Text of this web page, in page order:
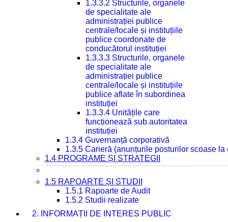
1.3.3.2 Structurile, organele
de specialitate ale
administrației publice
centrale/locale și instituțiile
publice coordonate de
conducătorul instituției
1.3.3.3 Structurile, organele
de specialitate ale
administrației publice
centrale/locale și instituțiile
publice aflate în subordinea
instituției
1.3.3.4 Unitățile care
funcționează sub autoritatea
instituției
1.3.4 Guvernanță corporativă
1.3.5 Carieră (anunțurile posturilor scoase la
1.4 PROGRAME ȘI STRATEGII
1.5 RAPOARTE ȘI STUDII
1.5.1 Rapoarte de Audit
1.5.2 Studii realizate
2. INFORMAȚII DE INTERES PUBLIC